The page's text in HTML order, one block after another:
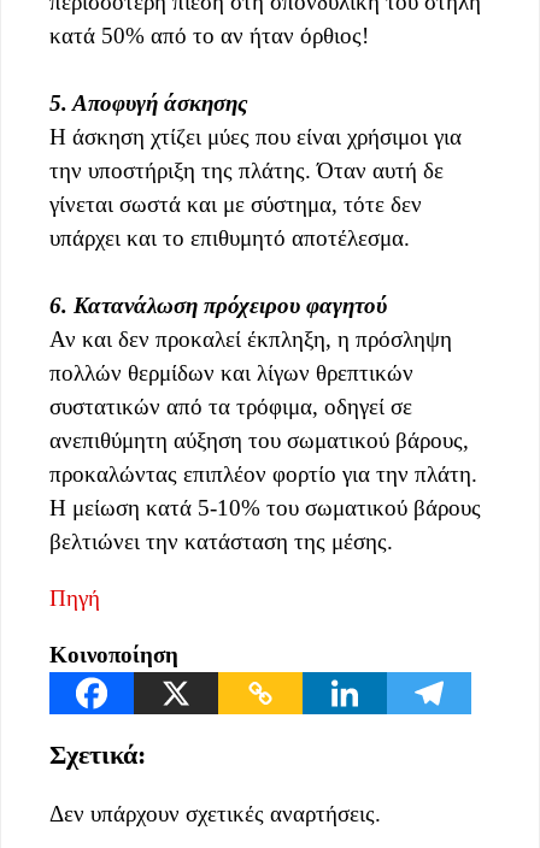
κατά 50% από το αν ήταν όρθιος!
5. Αποφυγή άσκησης
Η άσκηση χτίζει μύες που είναι χρήσιμοι για
την υποστήριξη της πλάτης. Όταν αυτή δε
γίνεται σωστά και με σύστημα, τότε δεν
υπάρχει και το επιθυμητό αποτέλεσμα.
6. Κατανάλωση πρόχειρου φαγητού
Αν και δεν προκαλεί έκπληξη, η πρόσληψη
πολλών θερμίδων και λίγων θρεπτικών
συστατικών από τα τρόφιμα, οδηγεί σε
ανεπιθύμητη αύξηση του σωματικού βάρους,
προκαλώντας επιπλέον φορτίο για την πλάτη.
Η μείωση κατά 5-10% του σωματικού βάρους
βελτιώνει την κατάσταση της μέσης.
Πηγή
Κοινοποίηση
Σχετικά:
Δεν υπάρχουν σχετικές αναρτήσεις.